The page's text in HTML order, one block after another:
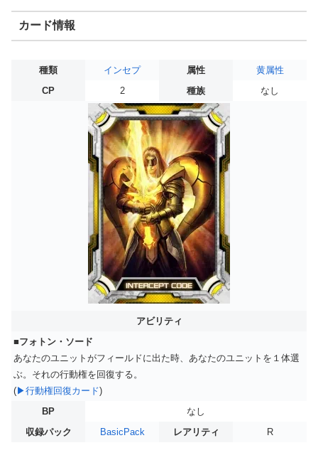
カード情報
種類 インセプ 属性
黄属性
CP
2 種族 なし
アビリティ
■フォトン・ソード
あなたのユニットがフィールドに出た時、あなたのユニットを１体選
ぶ。それの行動権を回復する。
(▶行動権回復カード)
BP
なし
収録パック
BasicPack レアリティ R